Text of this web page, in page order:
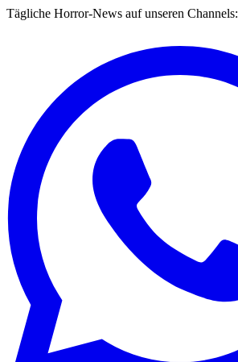
Tägliche Horror-News auf unseren Channels: